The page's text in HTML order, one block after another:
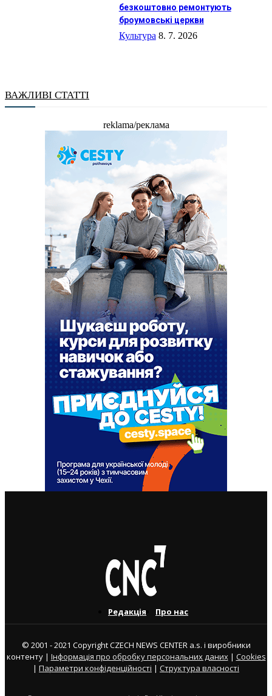
безкоштовно ремонтують
броумовські церкви
Культура 8. 7. 2026
ВАЖЛИВІ СТАТТІ
reklama/реклама
Редакція Про нас
© 2001 - 2021 Copyright CZECH NEWS CENTER a.s. і виробники
контенту | Інформація про обробку персональних даних| Cookies
| Параметри конфіденційності | Структура власності